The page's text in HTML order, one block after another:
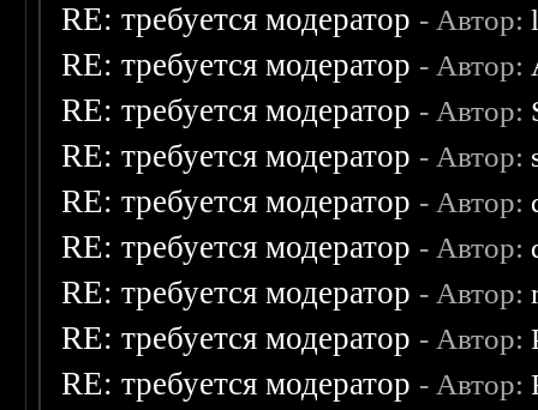
RE: требуется модератор - Автор:
RE: требуется модератор - Автор:
RE: требуется модератор - Автор:
RE: требуется модератор - Автор:
RE: требуется модератор - Автор:
RE: требуется модератор - Автор:
RE: требуется модератор - Автор:
RE: требуется модератор - Автор:
RE: требуется модератор - Автор: